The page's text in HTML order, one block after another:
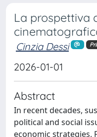
La prospettiva
Cinzia Dessi
2026-01-01
Abstract
In recent decades,
political and social
economic strategies.